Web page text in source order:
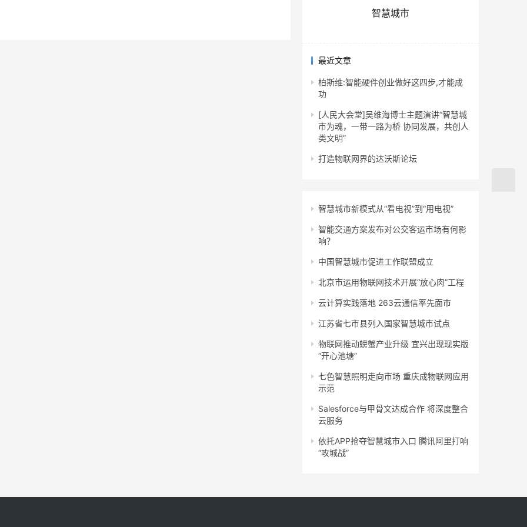
智慧城市
最近文章
柏斯维:智能硬件创业做好这四步,才能成
功
[人民大会堂]吴维海博士主题演讲“智慧城
市为魂，一带一路为桥 协同发展，共创人
类文明”
打造物联网界的达沃斯论坛
智慧城市新模式从“看电视”到“用电视”
智能交通方案发布对公交客运市场有何影
响？
中国智慧城市促进工作联盟成立
北京市运用物联网技术开展“放心肉”工程
云计算实践落地 263云通信率先面市
江苏省七市县列入国家智慧城市试点
物联网推动螃蟹产业升级 宜兴出现现实版
“开心池塘”
七色智慧照明走向市场 重庆成物联网应用
示范
Salesforce与甲骨文达成合作 将深度整合
云服务
依托APP抢夺智慧城市入口 腾讯阿里打响
“攻城战”